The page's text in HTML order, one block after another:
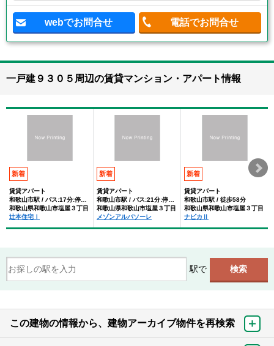
webでお問合せ 電話でお問合せ
一戸建９３０５周辺の賃貸マンション・アパート情報
新着
賃貸アパート
和歌山県和歌山市塩屋３丁目
辻本住宅Ⅰ
新着
賃貸アパート
和歌山県和歌山市塩屋３丁目
メゾンアルバソーレ
新着
賃貸アパート
和歌山市駅 / 徒歩58分
和歌山県和歌山市塩屋３丁目
ナピカⅡ
駅で
この建物の情報から、建物アーカイブ物件を再検索